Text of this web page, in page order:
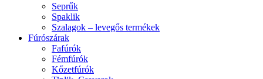
Seprűk
Spaklik
Szalagok – levegős termékek
Fúrószárak
Fafúrók
Fémfúrók
Kőzetfúrók